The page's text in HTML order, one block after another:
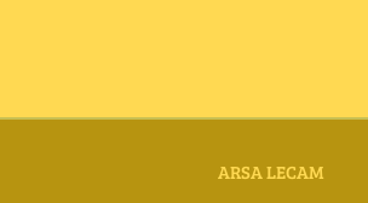
ARSA LECAM